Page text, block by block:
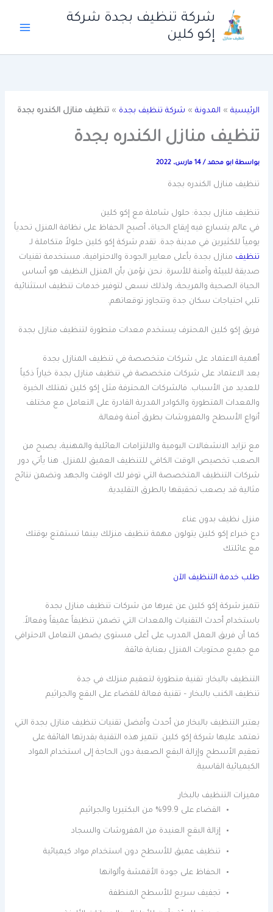
المحتوى
شركة تنظيف بجدة شركة
إكو كلين
الرئيسية » المدونة » شركة تنظيف بجدة »تنظيف منازل الكندره بجدة
تنظيف منازل الكندره بجدة
بواسطة ابو محمد/14 مارس، 2022
تنظيف منازل الكندره بجدة
تنظيف منازل بجدة: حلول شاملة مع إكو كلين
في عالم يتسارع فيه إيقاع الحياة، أصبح الحفاظ على نظافة المنزل تحدياً
يومياً للكثيرين في مدينة جدة. تقدم شركة إكو كلين حلولاً متكاملة لـ
تنظيف منازل بجدة بأعلى معايير الجودة والاحترافية، مستخدمة تقنيات
صديقة للبيئة وآمنة للأسرة. نحن نؤمن بأن المنزل النظيف هو أساس
الحياة الصحية والمريحة، ولذلك نسعى لتوفير خدمات تنظيف استثنائية
تلبي احتياجات سكان جدة وتتجاوز توقعاتهم.
فريق إكو كلين المحترف يستخدم معدات متطورة لتنظيف منازل بجدة
أهمية الاعتماد على شركات متخصصة في تنظيف المنازل بجدة
يعد الاعتماد على شركات متخصصة في تنظيف منازل بجدة خياراً ذكياً
للعديد من الأسباب. فالشركات المحترفة مثل إكو كلين تمتلك الخبرة
والمعدات المتطورة والكوادر المدربة القادرة على التعامل مع مختلف
أنواع الأسطح والمفروشات بطرق آمنة وفعالة.
مع تزايد الانشغالات اليومية والالتزامات العائلية والمهنية، يصبح من
الصعب تخصيص الوقت الكافي للتنظيف العميق للمنزل. هنا يأتي دور
شركات التنظيف المتخصصة التي توفر لك الوقت والجهد وتضمن نتائج
مثالية قد يصعب تحقيقها بالطرق التقليدية.
منزل نظيف بدون عناء
دع خبراء إكو كلين يتولون مهمة تنظيف منزلك بينما تستمتع بوقتك
مع عائلتك
طلب خدمة التنظيف الآن
تتميز شركة إكو كلين عن غيرها من شركات تنظيف منازل بجدة
باستخدام أحدث التقنيات والمعدات التي تضمن تنظيفاً عميقاً وفعالاً.
كما أن فريق العمل المدرب على أعلى مستوى يضمن التعامل الاحترافي
مع جميع محتويات المنزل بعناية فائقة.
التنظيف بالبخار: تقنية متطورة لتعقيم منزلك في جدة
تنظيف الكنب بالبخار – تقنية فعالة للقضاء على البقع والجراثيم
يعتبر التنظيف بالبخار من أحدث وأفضل تقنيات تنظيف منازل بجدة التي
تعتمد عليها شركة إكو كلين. تتميز هذه التقنية بقدرتها الفائقة على
تعقيم الأسطح وإزالة البقع الصعبة دون الحاجة إلى استخدام المواد
الكيميائية القاسية.
مميزات التنظيف بالبخار
القضاء على 99.9% من البكتيريا والجراثيم
إزالة البقع العنيدة من المفروشات والسجاد
تنظيف عميق للأسطح دون استخدام مواد كيميائية
الحفاظ على جودة الأقمشة وألوانها
تجفيف سريع للأسطح المنظفة